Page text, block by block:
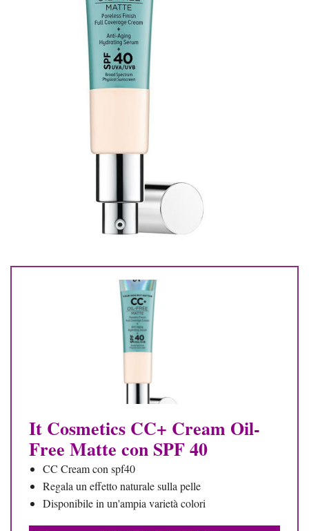
It Cosmetics CC+ Cream Oil-
Free Matte con SPF 40
CC Cream con spf40
Regala un effetto naturale sulla pelle
Disponibile in un'ampia varietà colori